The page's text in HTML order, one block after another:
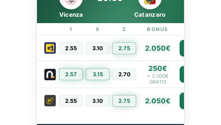
Vicenza Catanzaro
1 X 2 BONUS
2.55 3.10 2.75 2.050€
2.57 3.15 2.70
250€
+ 2.000€
GRATIS
2.55 3.10 2.75 2.050€